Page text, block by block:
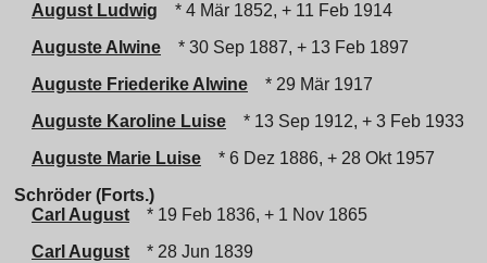
August Ludwig
* 4 Mär 1852, + 11 Feb 1914
Auguste Alwine
* 30 Sep 1887, + 13 Feb 1897
Auguste Friederike Alwine
* 29 Mär 1917
Auguste Karoline Luise
* 13 Sep 1912, + 3 Feb 1933
Auguste Marie Luise
* 6 Dez 1886, + 28 Okt 1957
Schröder (Forts.)
Carl August
* 19 Feb 1836, + 1 Nov 1865
Carl August
* 28 Jun 1839